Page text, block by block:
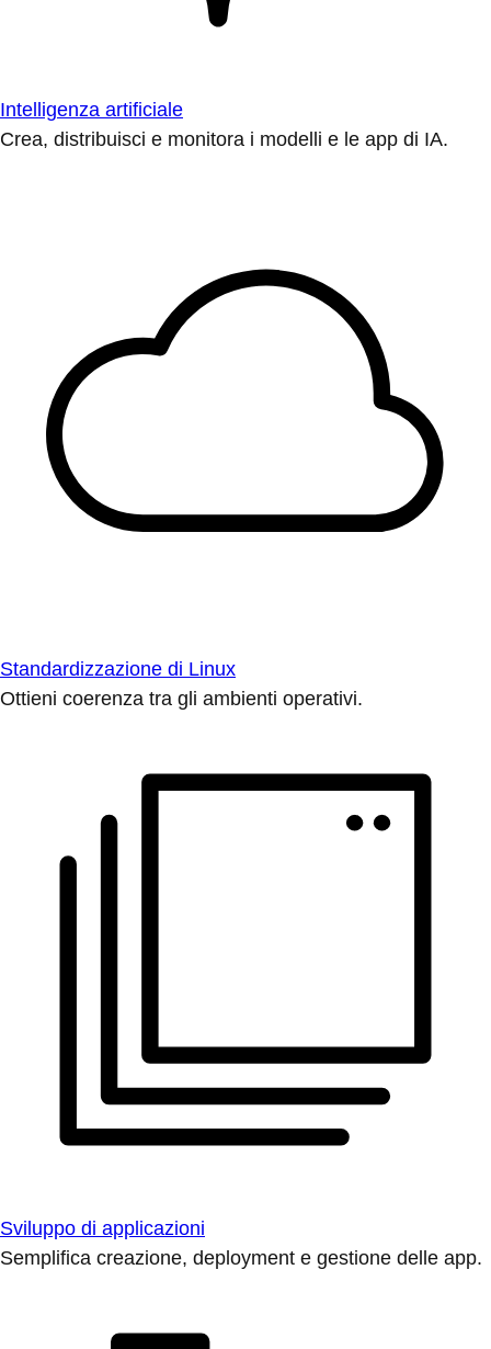
Intelligenza artificiale
Crea, distribuisci e monitora i modelli e le app di IA.
Standardizzazione di Linux
Ottieni coerenza tra gli ambienti operativi.
Sviluppo di applicazioni
Semplifica creazione, deployment e gestione delle app.